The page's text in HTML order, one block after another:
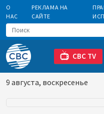
О
НАС
РЕКЛАМА НА
САЙТЕ
CBC TV
9 августа, воскресенье